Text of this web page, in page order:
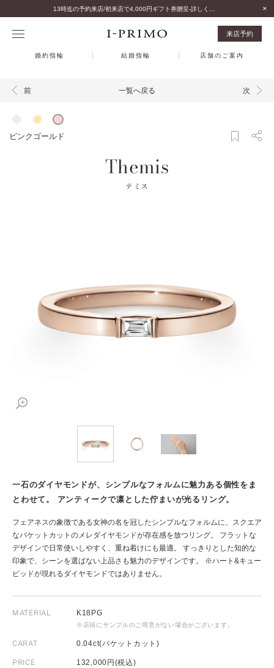
来店予約
婚約指輪 結婚指輪 店舗のご案内
前 一覧へ戻る 次
ピンクゴールド
Themis
テミス
一石のダイヤモンドが、シンプルなフォルムに魅力ある個性をま
とわせて。 アンティークで凛とした佇まいが光るリング。
フェアネスの象徴である女神の名を冠したシンプルなフォルムに、スクエア
なバケットカットのメレダイヤモンドが存在感を放つリング。 フラットな
デザインで日常使いしやすく、重ね着けにも最適。 すっきりとした知的な
印象で、シーンを選ばない上品さも魅力のデザインです。 ※ハート&キュー
ピッドが現れるダイヤモンドではありません。
MATERIAL K18PG
※店頭にサンプルのご用意がない場合がございます。
CARAT 0.04ct(バケットカット)
PRICE 132,000円(税込)